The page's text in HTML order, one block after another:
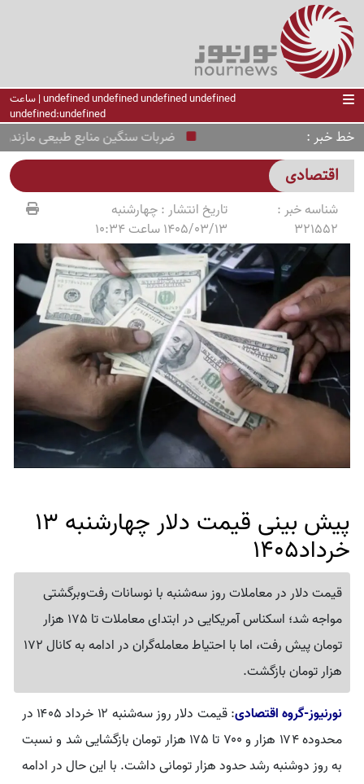
undefined undefined undefined undefined | ساعت
undefined:undefined
خط خبر ضربات سنگین منابع طبیعی مازندران
اقتصادی
شناسه خبر :
321552
تاریخ انتشار :چهارشنبه
1405/03/13 ساعت 10:34
پیش بینی قیمت دلار چهارشنبه 13
خرداد1405
قیمت دلار در معاملات روز سه‌شنبه با نوسانات رفت‌وبرگشتی
مواجه شد؛ اسکناس آمریکایی در ابتدای معاملات تا 175 هزار
تومان پیش رفت، اما با احتیاط معامله‌گران در ادامه به کانال 172
هزار تومان بازگشت.
نورنیوز-گروه اقتصادی
: قیمت دلار روز سه‌شنبه ۱۲ خرداد ۱۴۰۵ در
محدوده ۱۷۴ هزار و ۷۰۰ تا ۱۷۵ هزار تومان بازگشایی شد و نسبت
به روز دوشنبه رشد حدود هزار تومانی داشت. با این حال در ادامه